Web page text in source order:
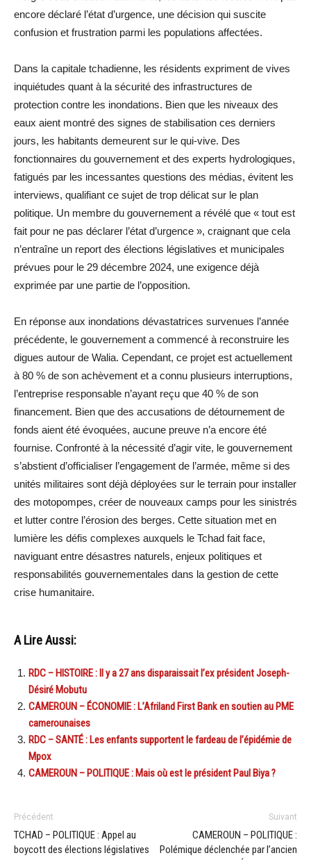
encore déclaré l’état d’urgence, une décision qui suscite
confusion et frustration parmi les populations affectées.
Dans la capitale tchadienne, les résidents expriment de vives
inquiétudes quant à la sécurité des infrastructures de
protection contre les inondations. Bien que les niveaux des
eaux aient montré des signes de stabilisation ces derniers
jours, les habitants demeurent sur le qui-vive. Des
fonctionnaires du gouvernement et des experts hydrologiques,
fatigués par les incessantes questions des médias, évitent les
interviews, qualifiant ce sujet de trop délicat sur le plan
politique. Un membre du gouvernement a révélé que « tout est
fait pour ne pas déclarer l’état d’urgence », craignant que cela
n’entraîne un report des élections législatives et municipales
prévues pour le 29 décembre 2024, une exigence déjà
exprimée par une partie de l’opposition.
En réponse aux inondations dévastatrices survenues l’année
précédente, le gouvernement a commencé à reconstruire les
digues autour de Walia. Cependant, ce projet est actuellement
à 80 % de son achèvement et a connu plusieurs interruptions,
l’entreprise responsable n’ayant reçu que 40 % de son
financement. Bien que des accusations de détournement de
fonds aient été évoquées, aucune preuve n’a encore été
fournise. Confronté à la nécessité d’agir vite, le gouvernement
s’abstient d’officialiser l’engagement de l’armée, même si des
unités militaires sont déjà déployées sur le terrain pour installer
des motopompes, créer de nouveaux camps pour les sinistrés
et lutter contre l’érosion des berges. Cette situation met en
lumière les défis complexes auxquels le Tchad fait face,
naviguant entre désastres naturels, enjeux politiques et
responsabilités gouvernementales dans la gestion de cette
crise humanitaire.
A Lire Aussi:
RDC – HISTOIRE : Il y a 27 ans disparaissait l’ex président Joseph-
Désiré Mobutu
CAMEROUN – ÉCONOMIE : L’Afriland First Bank en soutien au PME
camerounaises
RDC – SANTÉ : Les enfants supportent le fardeau de l’épidémie de
Mpox
CAMEROUN – POLITIQUE : Mais où est le président Paul Biya ?
Précédent
TCHAD – POLITIQUE : Appel au
boycott des élections législatives
Suivant
CAMEROUN – POLITIQUE :
Polémique déclenchée par l’ancien